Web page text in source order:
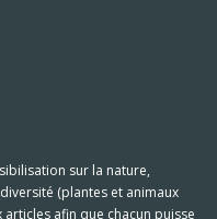
sur la nature,
(plantes et animaux
afin que chacun puisse